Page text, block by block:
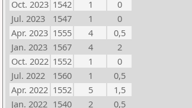
Oct. 2023 1542 1
0
Jul. 2023
1547 1
0
Apr. 2023 1555 4
0,5
Jan. 2023 1567 4
2
Oct. 2022 1552 1
0
Jul. 2022
1560 1
0,5
Apr. 2022 1552 5
1,5
Jan. 2022 1540 2
0,5